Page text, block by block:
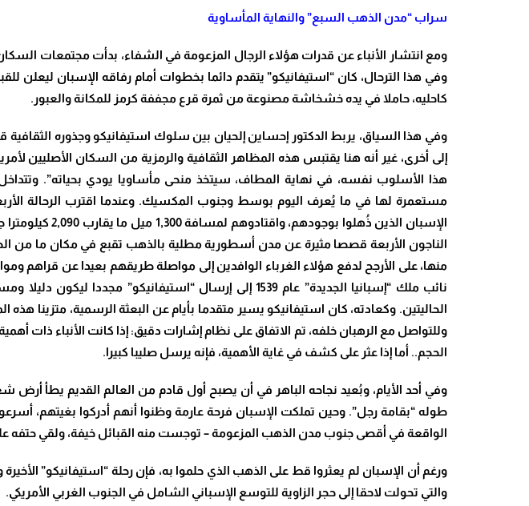
سراب “مدن الذهب السبع” والنهاية المأساوية
ومع انتشار الأنباء عن قدرات هؤلاء الرجال المزعومة في الشفاء، بدأت مجتمعات
وفي هذا الترحال، كان “استيفانيكو” يتقدم دائما بخطوات أمام رفاقه الإسبان ليعلن
كاحليه، حاملا في يده خشخاشة مصنوعة من ثمرة قرع مجففة كرمز للمكانة والعبور.
​وفي هذا السياق، يربط الدكتور إحساين إلحيان بين سلوك استيفانيكو وجذوره
إلى أخرى، غير أنه هنا يقتبس هذه المظاهر الثقافية والرمزية من السكان الأصليين
مستعمرة لها في ما يُعرف اليوم بوسط وجنوب المكسيك. وعندما اقترب الرحالة
الإسبان الذين
الناجون الأربعة قصصا مثيرة عن مدن أسطورية مطلية بالذهب تقبع في مكان ما من
منها، على الأرجح لدفع هؤلاء الغرباء الوافدين إلى مواصلة طريقهم بعيدا عن قراهم
نائب ملك “إسبانيا الجديدة” عام 1539 إلى إرسال
الحاليتين. وكعادته، كان استيفانيكو يسير متقدما بأيام عن البعثة الرسمية، متزينا
وللتواصل مع الرهبان خلفه، تم الاتفاق على نظام إشارات دقيق: إذا كانت الأنباء
الحجم.. أما إذا عثر على كشف في غاية الأهمية، فإنه يرسل صليبا كبيرا.
​وفي أحد الأيام، وبُعيد نجاحه الباهر في أن يصبح أول قادم من العالم القديم يطأ أرض
طوله “بقامة رجل”. وحين تملكت الإسبان فرحة عارمة وظنوا أنهم أدركوا بغيتهم،
الواقعة في أقصى جنوب مدن الذهب المزعومة – توجست منه القبائل خيفة، ولقي حتفه
والتي تحولت لاحقا إلى حجر الزاوية للتوسع الإسباني الشامل في الجنوب الغربي الأمريكي.